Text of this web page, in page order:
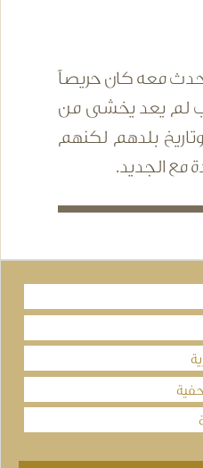
معه كان حريصاً
لم يعد يخشى من
بلدهم لكنهم
مع الجديد.